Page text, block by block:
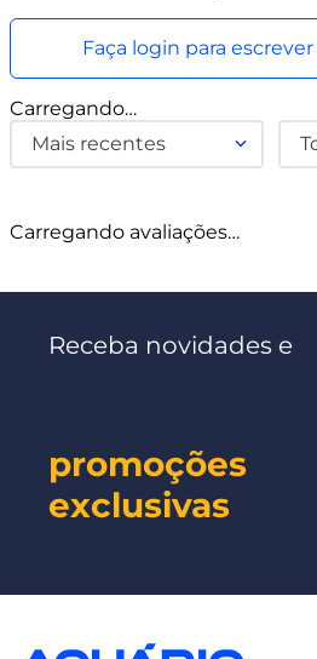
Carregando…
Faça login para
Mais recentes
Carregando avaliações…
Receba novidades e
promoções
exclusivas